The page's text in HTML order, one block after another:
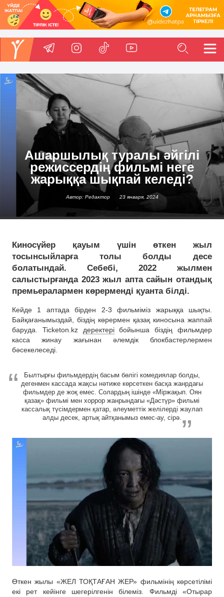
Ашаршылық туралы әйгілі
режиссердің фильмі неге
жарыққа шықпай келеді?
Автор: Редактор 23 января, 2024
Киносүйер қауым үшін өткен жыл
тосынсыйларға толы болды десе
болатындай. Себебі, 2022 жылмен
салыстырғанда 2023 жыл апта сайын отандық
премьералармен көрерменді қуанта білді.
Кейде 1 аптада бірден 2-3 фильміміз жарыққа шықты.
Байқағанымыздай, біздің көрермен қазақ киносына жаппай
баруда. Ticketon.kz деректерібойынша біздің фильмдер
касса жинау жағынан әлемдік блокбастерлермен
бәсекелеседі.
Былтырғы фильмдердің басым бөлігі комедиялар болды,
дегенмен кассада жақсы нәтиже көрсеткен басқа жанрдағы
фильмдер де жоқ емес. Солардың ішінде «Міржақып. Оян
қазақ» фильмі мен хоррор жанрындағы «Дәстүр» фильмі
кассалық түсімдермен қатар, әлеуметтік желілерді жаулап
алды десек, артық айтқанымыз емес-ау, сірә.
Өткен жылы «ЖЕЛ ТОҚТАҒАН ЖЕР» фильмінің көрсетілімі
екі рет кейінге шегерілгенін білеміз. Фильмді «Отырар